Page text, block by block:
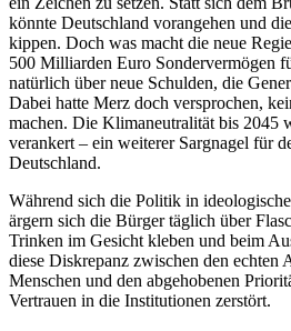
könnte Deutschland vorangehen und
kippen. Doch was macht die neue
500 Milliarden Euro Sondervermögen
natürlich über neue Schulden, die
Dabei hatte Merz doch versprochen,
machen. Die Klimaneutralität bis 2045
verankert – ein weiterer Sargnagel für
Deutschland.
Während sich die Politik in
ärgern sich die Bürger täglich über
Trinken im Gesicht kleben und beim
diese Diskrepanz zwischen den echten
Menschen und den abgehobenen
Vertrauen in die Institutionen zerstört.